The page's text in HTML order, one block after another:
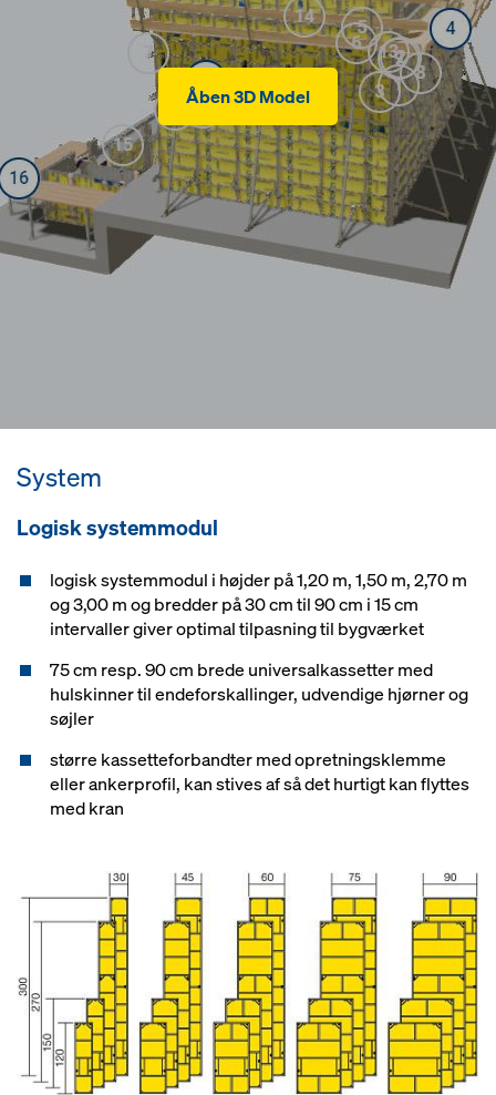
Åben 3D Model
System
Logisk systemmodul
logisk systemmodul i højder på 1,20 m, 1,50 m, 2,70 m
og 3,00 m og bredder på 30 cm til 90 cm i 15 cm
intervaller giver optimal tilpasning til bygværket
75 cm resp. 90 cm brede universalkassetter med
hulskinner til endeforskallinger, udvendige hjørner og
søjler
større kassetteforbandter med opretningsklemme
eller ankerprofil, kan stives af så det hurtigt kan flyttes
med kran